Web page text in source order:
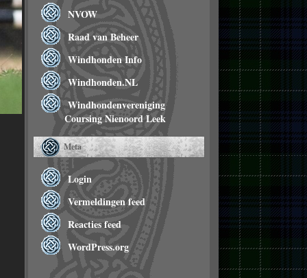
NVOW
Raad van Beheer
Windhonden Info
Windhonden.NL
Windhondenvereniging
Coursing Nienoord Leek
Meta
Login
Vermeldingen feed
Reacties feed
WordPress.org